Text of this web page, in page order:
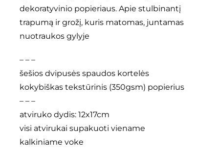
dekoratyvinio popieriaus. Apie stulbinantį
trapumą ir grožį, kuris matomas, juntamas
nuotraukos gylyje
– – –
šešios dvipusės spaudos kortelės
kokybiškas tekstūrinis (350gsm) popierius
– – –
atviruko dydis: 12x17cm
visi atvirukai supakuoti viename
kalkiniame voke